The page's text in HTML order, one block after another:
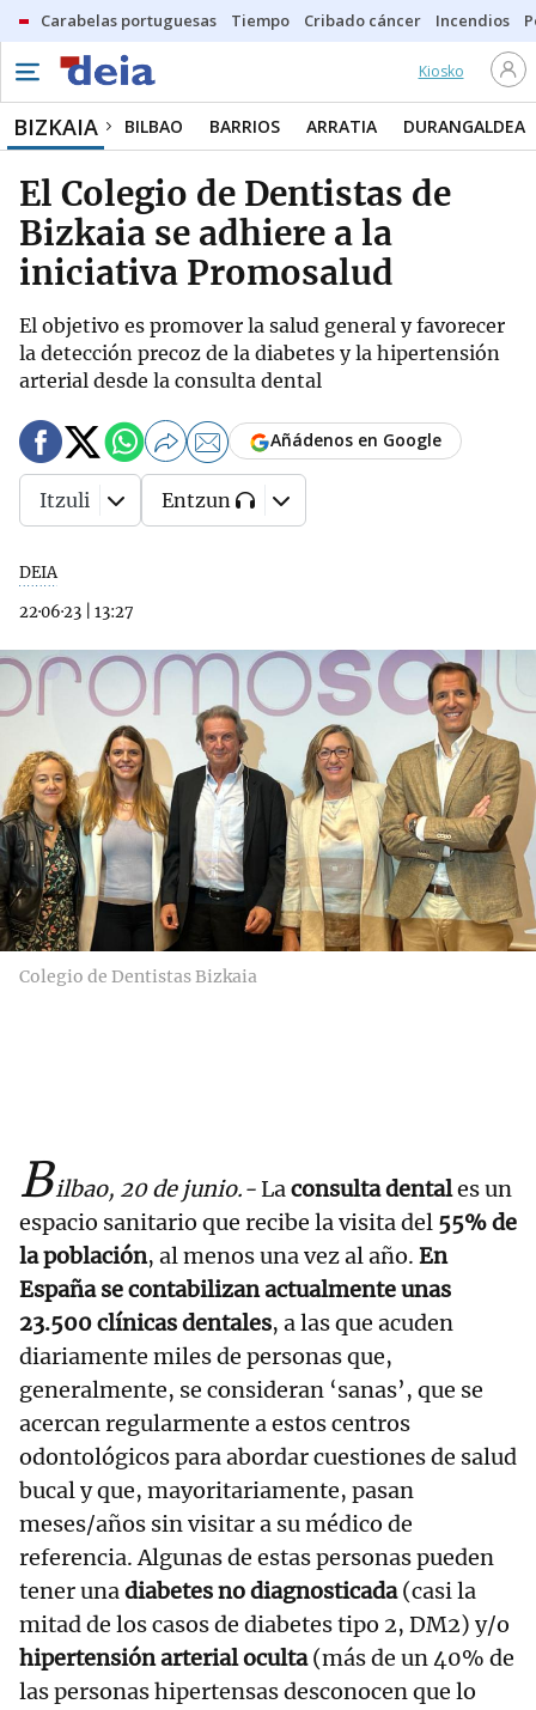
Carabelas portuguesas Tiempo Cribado cáncer Incendios
Kiosko
BIZKAIA BILBAO BARRIOS ARRATIA DURANGALDEA
El Colegio de Dentistas de
Bizkaia se adhiere a la
iniciativa Promosalud
El objetivo es promover la salud general y favorecer
la detección precoz de la diabetes y la hipertensión
arterial desde la consulta dental
DEIA
22·06·23
13:27
Añádenos en Google
Itzuli Entzun
Colegio de Dentistas Bizkaia
Bilbao, 20 de junio.-Laconsulta dentales un
espacio sanitario que recibe la visita del 55% de
la población, al menos una vez al año. En
España se contabilizan actualmente unas
23.500 clínicas dentales, a las que acuden
diariamente miles de personas que,
generalmente, se consideran ‘sanas’, que se
acercan regularmente a estos centros
odontológicos para abordar cuestiones de salud
bucal y que, mayoritariamente, pasan
meses/años sin visitar a su médico de
referencia. Algunas de estas personas pueden
tener unadiabetes no diagnosticada(casi la
mitad de los casos de diabetes tipo 2, DM2) y/o
hipertensión arterial oculta(más de un 40% de
las personas hipertensas desconocen que lo